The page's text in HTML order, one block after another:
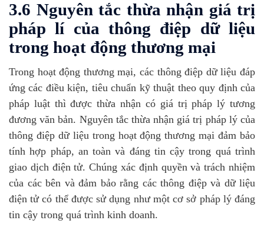
3.6 Nguyên tắc thừa nhận giá trị
pháp lí của thông điệp dữ liệu
trong hoạt động thương mại
Trong hoạt động thương mại, các thông điệp dữ liệu đáp
ứng các điều kiện, tiêu chuẩn kỹ thuật theo quy định của
pháp luật thì được thừa nhận có giá trị pháp lý tương
đương văn bản. Nguyên tắc thừa nhận giá trị pháp lý của
thông điệp dữ liệu trong hoạt động thương mại đảm bảo
tính hợp pháp, an toàn và đáng tin cậy trong quá trình
giao dịch điện tử. Chúng xác định quyền và trách nhiệm
của các bên và đảm bảo rằng các thông điệp và dữ liệu
điện tử có thể được sử dụng như một cơ sở pháp lý đáng
tin cậy trong quá trình kinh doanh.